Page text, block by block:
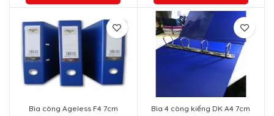
Bìa còng Ageless F4 7cm Bìa 4 còng kiếng DK A4 7cm